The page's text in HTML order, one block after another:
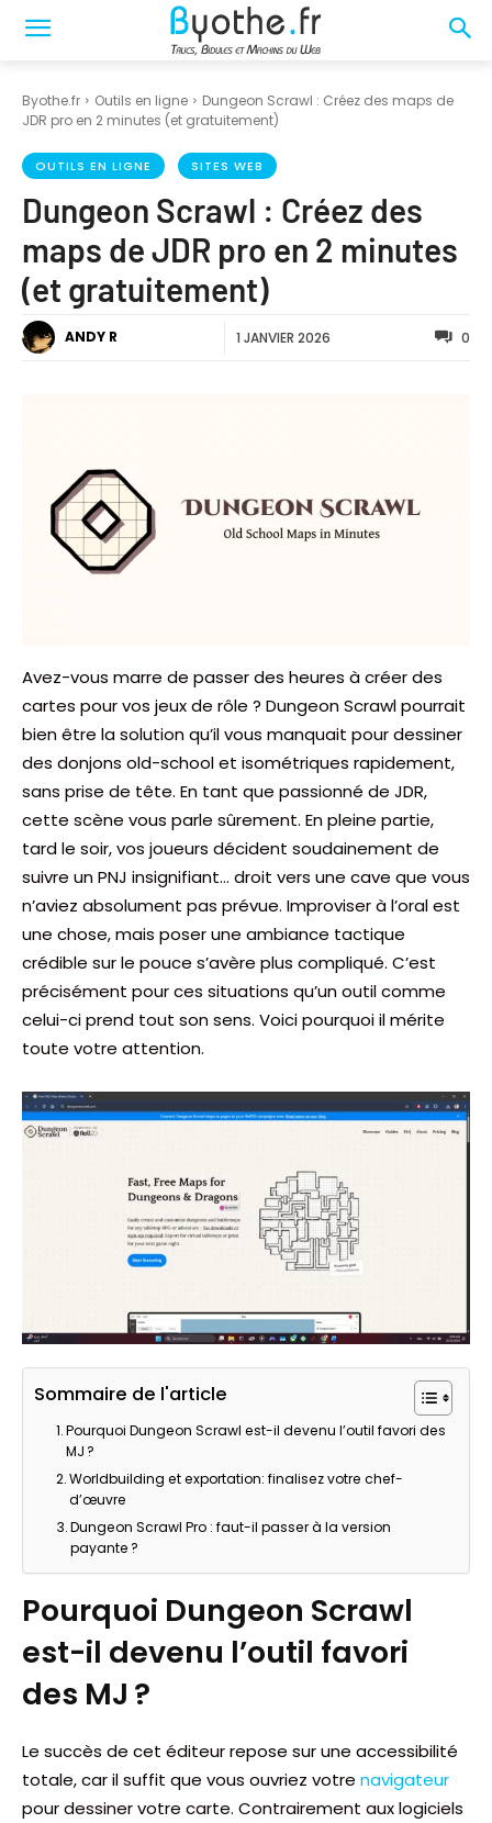
Byothe.fr Outils en ligne
Dungeon Scrawl : Créez des maps de
JDR pro en 2 minutes (et gratuitement)
OUTILS EN LIGNE SITES WEB
Dungeon Scrawl : Créez des
maps de JDR pro en 2 minutes
(et gratuitement)
ANDY R 1 JANVIER 2026 0
Avez-vous marre de passer des heures à créer des
cartes pour vos jeux de rôle ? Dungeon Scrawl pourrait
bien être la solution qu’il vous manquait pour dessiner
des donjons old-school et isométriques rapidement,
sans prise de tête. En tant que passionné de JDR,
cette scène vous parle sûrement. En pleine partie,
tard le soir, vos joueurs décident soudainement de
suivre un PNJ insignifiant… droit vers une cave que vous
n’aviez absolument pas prévue. Improviser à l’oral est
une chose, mais poser une ambiance tactique
crédible sur le pouce s’avère plus compliqué. C’est
précisément pour ces situations qu’un outil comme
celui-ci prend tout son sens. Voici pourquoi il mérite
toute votre attention.
Sommaire de l'article
Pourquoi Dungeon Scrawl est-il devenu l’outil favori des
MJ ?
Worldbuilding et exportation: finalisez votre chef-
d’œuvre
Dungeon Scrawl Pro : faut-il passer à la version
payante ?
Pourquoi Dungeon Scrawl
est-il devenu l’outil favori
des MJ ?
Le succès de cet éditeur repose sur une accessibilité
totale, car il suffit que vous ouvriez votre navigateur
pour dessiner votre carte. Contrairement aux logiciels